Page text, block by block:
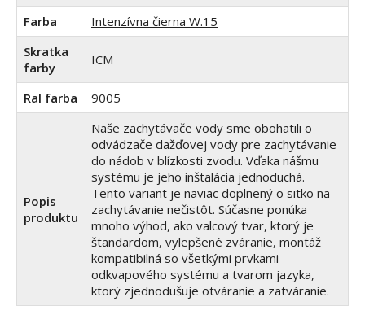
Farba
Intenzívna čierna W.15
Skratka
farby
ICM
Ral farba 9005
Popis
produktu
Naše zachytávače vody sme obohatili o
odvádzače dažďovej vody pre zachytávanie
do nádob v blízkosti zvodu. Vďaka nášmu
systému je jeho inštalácia jednoduchá.
Tento variant je naviac doplnený o sitko na
zachytávanie nečistôt. Súčasne ponúka
mnoho výhod, ako valcový tvar, ktorý je
štandardom, vylepšené zváranie, montáž
kompatibilná so všetkými prvkami
odkvapového systému a tvarom jazyka,
ktorý zjednodušuje otváranie a zatváranie.